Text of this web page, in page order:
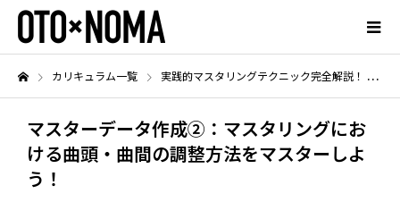
カリキュラム一覧 実践的マスタリングテクニック完全解説！
マスターデータ作成②：マスタリングにお
ける曲頭・曲間の調整方法をマスターしよ
う！